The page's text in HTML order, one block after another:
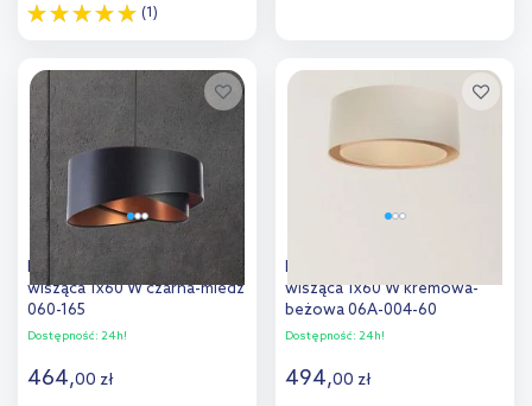
(1)
Dodaj do
porównania
Dodaj do
porównania
BPS Koncept Galaxy lampa
wisząca 1x60 W czarna-miedź
060-165
Dostępność: 24h!
464,00 zł
BPS Koncept Boho lampa
wisząca 1x60 W kremowa-
beżowa 06A-004-60
Dostępność: 24h!
494,00 zł